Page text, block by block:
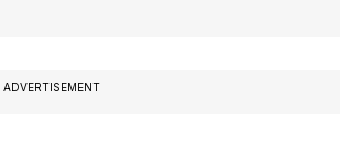
ADVERTISEMENT